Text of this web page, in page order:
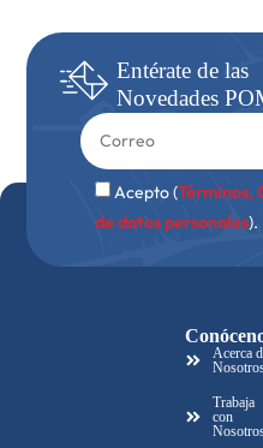
Entérate de las
Novedades
Acepto (Términos,
de datos personales).
Acerca
Trabaja
con